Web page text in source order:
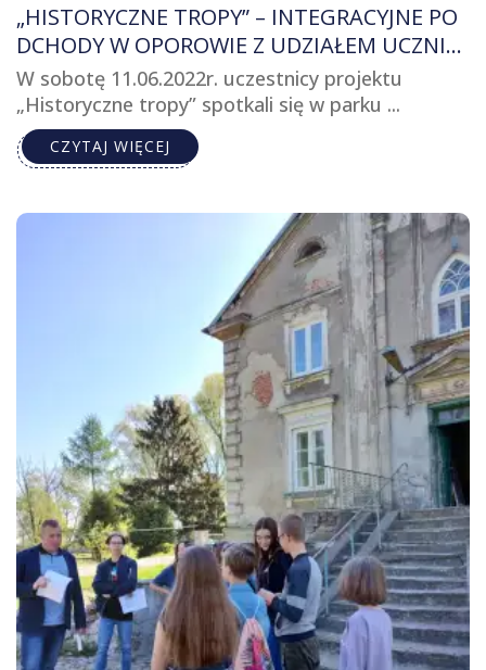
„HISTORYCZNE TROPY” – INTEGRACYJNE PO
DCHODY W OPOROWIE Z UDZIAŁEM UCZNIÓ
W I OSÓB Z NIEPEŁNOSPRAWNOŚCIĄ
W sobotę 11.06.2022r. uczestnicy projektu
„Historyczne tropy” spotkali się w parku ...
CZYTAJ WIĘCEJ